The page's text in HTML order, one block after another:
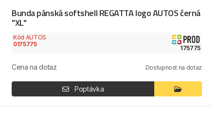
Bunda pánská softshell REGATTA logo AUTOS černá
"XL"
Kód AUTOS
0175775
175775
Cena na dotaz Dostupnost na dotaz
Poptávka